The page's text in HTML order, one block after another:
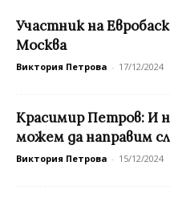
Участник на
Москва
Виктория Петрова - 17/12/2024
Красимир Петров: И
можем да направим
Виктория Петрова - 15/12/2024